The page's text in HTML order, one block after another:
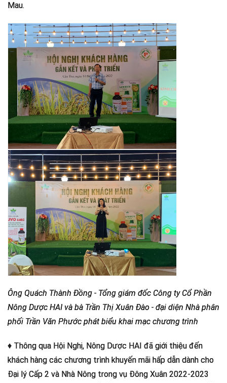
Mau.
Ông Quách Thành Đồng - Tổng giám đốc Công ty Cổ Phần
Nông Dược HAI và bà Trần Thị Xuân Đào - đại diện Nhà phân
phối Trần Văn Phước phát biểu khai mạc chương trình
♦ Thông qua Hội Nghị, Nông Dược HAI đã giới thiệu đến
khách hàng các chương trình khuyến mãi hấp dẫn dành cho
Đại lý Cấp 2 và Nhà Nông trong vụ Đông Xuân 2022-2023